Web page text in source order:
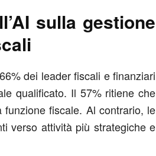
sulla gestione
dei leader fiscali e finanziari
qualificato. Il 57% ritiene che
funzione fiscale. Al contrario, le
verso attività più strategiche e